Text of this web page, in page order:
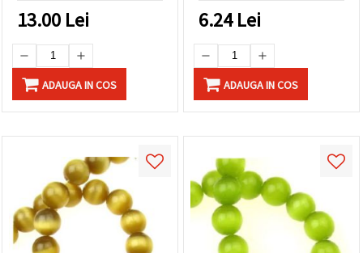
13.00 Lei
ADAUGA IN COS
6.24Lei
ADAUGA IN COS